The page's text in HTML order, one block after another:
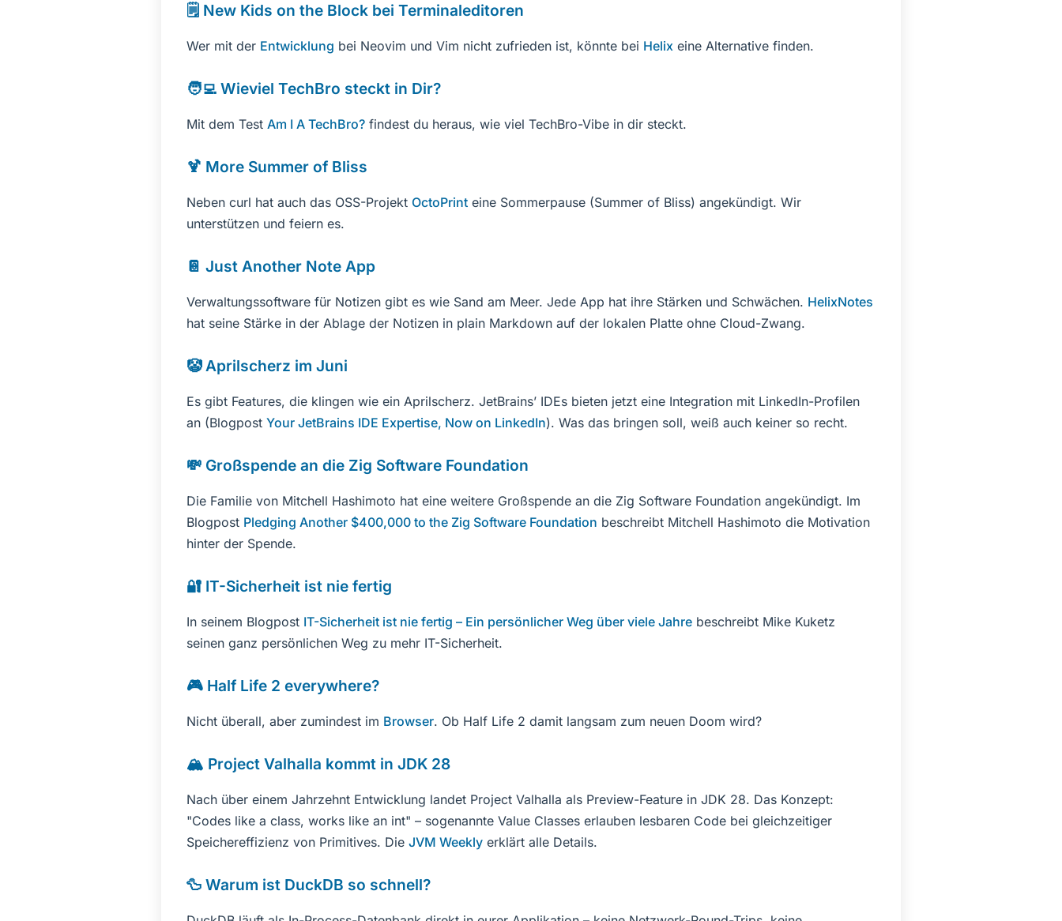
🗒️ New Kids on the Block bei Terminaleditoren
Wer mit der Entwicklung bei Neovim und Vim nicht zufrieden ist, könnte bei Helix eine Alternative finden.
🧑‍💻 Wieviel TechBro steckt in Dir?
Mit dem Test Am I A TechBro? findest du heraus, wie viel TechBro-Vibe in dir steckt.
🍹 More Summer of Bliss
Neben curl hat auch das OSS-Projekt OctoPrint eine Sommerpause (Summer of Bliss) angekündigt. Wir
unterstützen und feiern es.
📔 Just Another Note App
Verwaltungssoftware für Notizen gibt es wie Sand am Meer. Jede App hat ihre Stärken und Schwächen. HelixNotes
hat seine Stärke in der Ablage der Notizen in plain Markdown auf der lokalen Platte ohne Cloud-Zwang.
🤡 Aprilscherz im Juni
Es gibt Features, die klingen wie ein Aprilscherz. JetBrains’ IDEs bieten jetzt eine Integration mit LinkedIn-Profilen
an (Blogpost Your JetBrains IDE Expertise, Now on LinkedIn). Was das bringen soll, weiß auch keiner so recht.
💸 Großspende an die Zig Software Foundation
Die Familie von Mitchell Hashimoto hat eine weitere Großspende an die Zig Software Foundation angekündigt. Im
Blogpost Pledging Another $400,000 to the Zig Software Foundation beschreibt Mitchell Hashimoto die Motivation
hinter der Spende.
🔐 IT-Sicherheit ist nie fertig
In seinem Blogpost IT-Sicherheit ist nie fertig – Ein persönlicher Weg über viele Jahre beschreibt Mike Kuketz
seinen ganz persönlichen Weg zu mehr IT-Sicherheit.
🎮 Half Life 2 everywhere?
Nicht überall, aber zumindest im Browser. Ob Half Life 2 damit langsam zum neuen Doom wird?
🏔️ Project Valhalla kommt in JDK 28
Nach über einem Jahrzehnt Entwicklung landet Project Valhalla als Preview-Feature in JDK 28. Das Konzept:
"Codes like a class, works like an int" – sogenannte Value Classes erlauben lesbaren Code bei gleichzeitiger
Speichereffizienz von Primitives. Die JVM Weekly erklärt alle Details.
🦆 Warum ist DuckDB so schnell?